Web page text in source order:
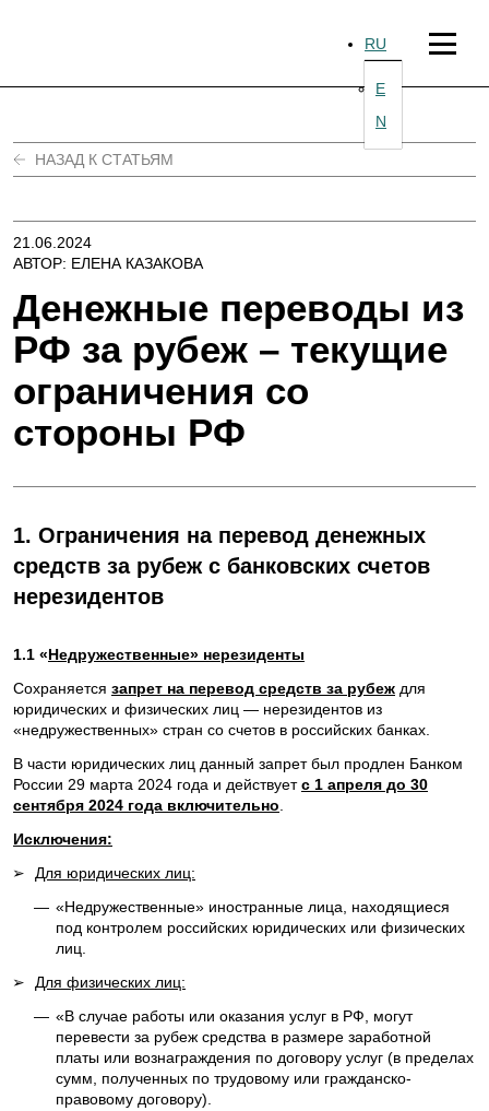
RU
E
N
НАЗАД К СТАТЬЯМ
21.06.2024
АВТОР: ЕЛЕНА КАЗАКОВА
Денежные переводы из
РФ за рубеж – текущие
ограничения со
стороны РФ
1. Ограничения на перевод денежных
средств за рубеж с банковских счетов
нерезидентов
1.1 «Недружественные» нерезиденты
Сохраняется запрет на перевод средств за рубеж для
юридических и физических лиц — нерезидентов из
«недружественных» стран со счетов в российских банках.
В части юридических лиц данный запрет был продлен Банком
России 29 марта 2024 года и действуетс 1 апреля до 30
сентября 2024 года включительно
Исключения:
➢
Для юридических лиц:
— «Недружественные» иностранные лица, находящиеся
под контролем российских юридических или физических
лиц.
➢
Для физических лиц:
— «В случае работы или оказания услуг в РФ, могут
перевести за рубеж средства в размере заработной
платы или вознаграждения по договору услуг (в пределах
сумм, полученных по трудовому или гражданско-
правовому договору).